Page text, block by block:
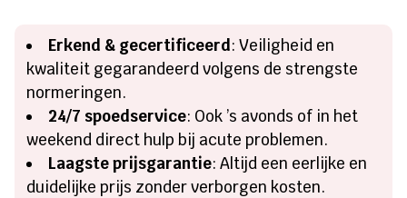
Erkend & gecertificeerd: Veiligheid en
kwaliteit gegarandeerd volgens de strengste
normeringen.
24/7 spoedservice: Ook ’s avonds of in het
weekend direct hulp bij acute problemen.
Laagste prijsgarantie: Altijd een eerlijke en
duidelijke prijs zonder verborgen kosten.